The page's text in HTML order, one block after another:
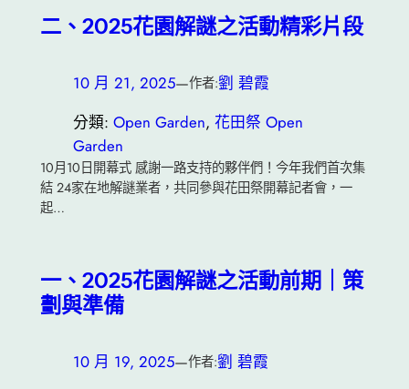
二、2025花園解謎之活動精彩片段
10 月 21, 2025—作者:劉 碧霞
分類: Open Garden, 花田祭 Open
Garden
10月10日開幕式 感謝一路支持的夥伴們！今年我們首次集
結 24家在地解謎業者，共同參與花田祭開幕記者會，一
起…
一、2025花園解謎之活動前期｜策
劃與準備
10 月 19, 2025—作者:劉 碧霞